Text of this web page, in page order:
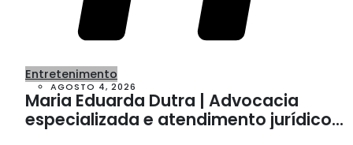
Entretenimento
AGOSTO 4, 2026
Maria Eduarda Dutra | Advocacia
especializada e atendimento jurídico